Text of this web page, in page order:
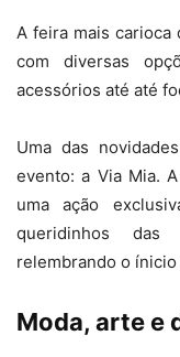
A feira mais carioca
com diversas
acessórios até até
Uma das
evento: a Via Mia.
uma ação
queridinhos das
relembrando o
Moda, arte e